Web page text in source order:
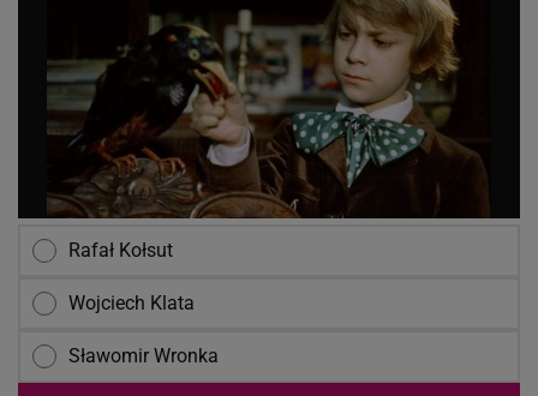
Rafał Kołsut
Wojciech Klata
Sławomir Wronka